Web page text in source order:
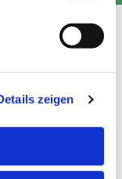
zeigen
Links
Datensch
utz